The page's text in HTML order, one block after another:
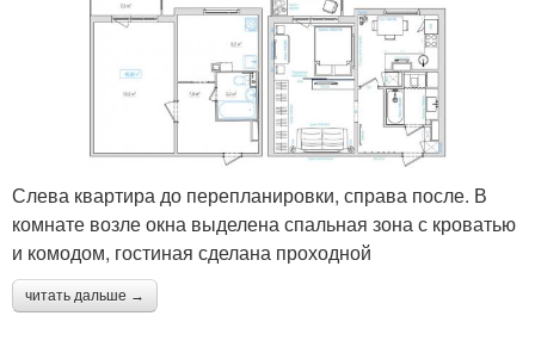
Слева квартира до перепланировки, справа после. В
комнате возле окна выделена спальная зона с кроватью
и комодом, гостиная сделана проходной
читать дальше →